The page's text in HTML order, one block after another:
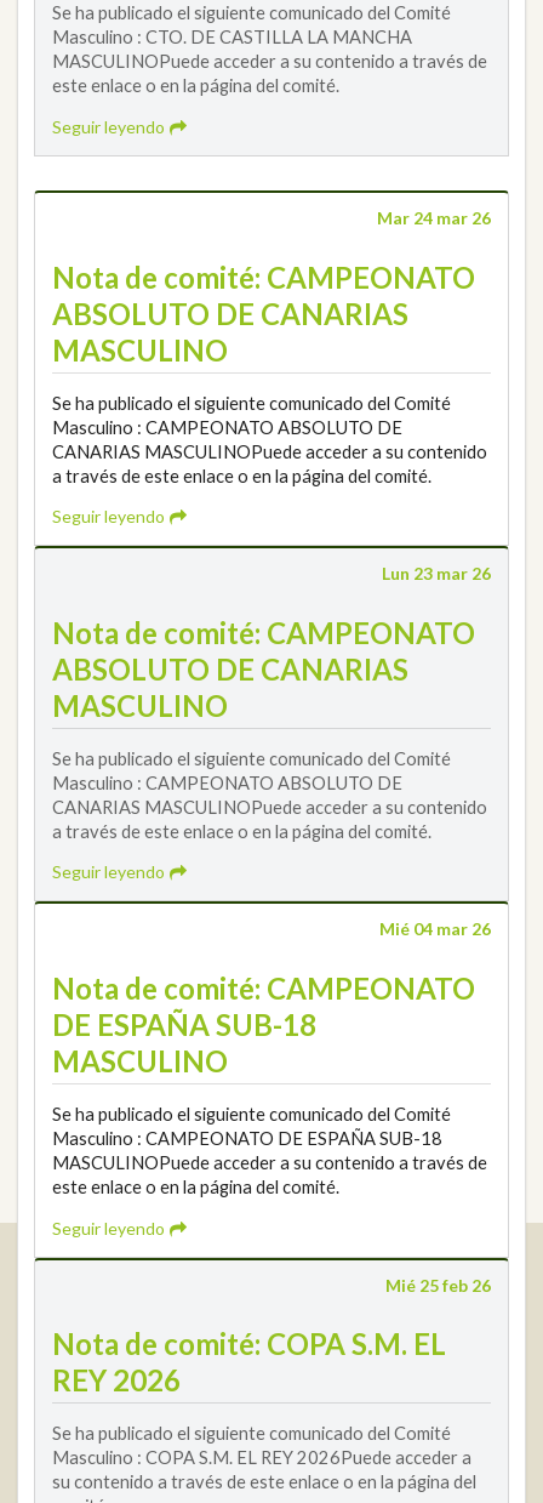
Se ha publicado el siguiente comunicado del Comité
Masculino : CTO. DE CASTILLA LA MANCHA
MASCULINOPuede acceder a su contenido a través de
este enlace o en la página del comité.
Seguir leyendo
Mar 24 mar 26
Nota de comité: CAMPEONATO
ABSOLUTO DE CANARIAS
MASCULINO
Se ha publicado el siguiente comunicado del Comité
Masculino : CAMPEONATO ABSOLUTO DE
CANARIAS MASCULINOPuede acceder a su contenido
a través de este enlace o en la página del comité.
Seguir leyendo
Lun 23 mar 26
Nota de comité: CAMPEONATO
ABSOLUTO DE CANARIAS
MASCULINO
Se ha publicado el siguiente comunicado del Comité
Masculino : CAMPEONATO ABSOLUTO DE
CANARIAS MASCULINOPuede acceder a su contenido
a través de este enlace o en la página del comité.
Seguir leyendo
Mié 04 mar 26
Nota de comité: CAMPEONATO
DE ESPAÑA SUB-18
MASCULINO
Se ha publicado el siguiente comunicado del Comité
Masculino : CAMPEONATO DE ESPAÑA SUB-18
MASCULINOPuede acceder a su contenido a través de
este enlace o en la página del comité.
Seguir leyendo
Mié 25 feb 26
Nota de comité: COPA S.M. EL
REY 2026
Se ha publicado el siguiente comunicado del Comité
Masculino : COPA S.M. EL REY 2026Puede acceder a
su contenido a través de este enlace o en la página del
Calle Enlace, 9. 29016 Málaga, España
+34 952 225 590
info@rfga.org